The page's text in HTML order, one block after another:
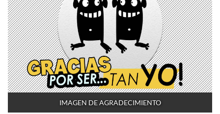
IMAGEN DE AGRADECIMIENTO